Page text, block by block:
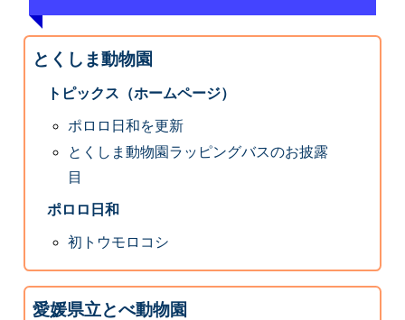
とくしま動物園
トピックス（ホームページ）
ポロロ日和を更新
とくしま動物園ラッピングバスのお披露
目
ポロロ日和
初トウモロコシ
愛媛県立とべ動物園